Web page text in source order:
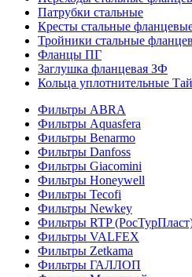
Патрубки стальные
Кресты стальные
Тройники стальные
Фланцы ПГ
Заглушка фланцевая ЗФ
Кольца уплотнительные
Фильтры ABRA
Фильтры Aquasfera
Фильтры Benarmo
Фильтры Danfoss
Фильтры Giacomini
Фильтры Honeywell
Фильтры Tecofi
Фильтры Newkey
Фильтры RTP
Фильтры VALFEX
Фильтры Zetkama
Фильтры ГАЛЛОП